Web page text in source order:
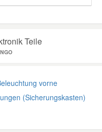
Teile
vorne
(Sicherungskasten)